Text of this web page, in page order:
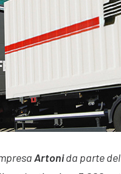
Artonida parte del